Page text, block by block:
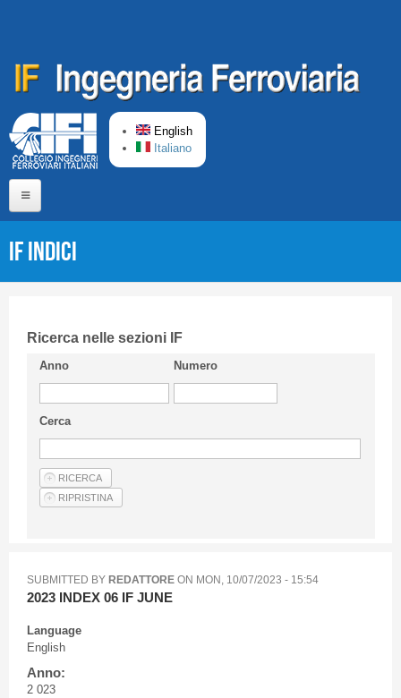
English
Italiano
Short presentation CIFI
Guideline
Privacy & Policy
Articles
IF Indici
Ricerca nelle sezioni IF
Anno Numero
Cerca
SUBMITTED BY REDATTOREON MON, 10/07/2023 - 15:54
2023 INDEX 06 IF JUNE
Language
English
Anno:
2 023